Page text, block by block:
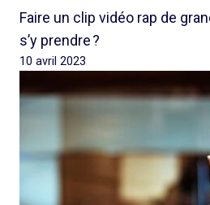
Faire un clip vidéo rap de
s’y prendre ?
10 avril 2023